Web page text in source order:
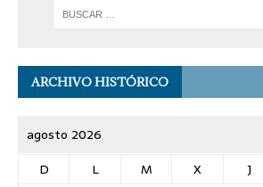
ARCHIVO HISTÓRICO
agosto 2026
D
L M X J